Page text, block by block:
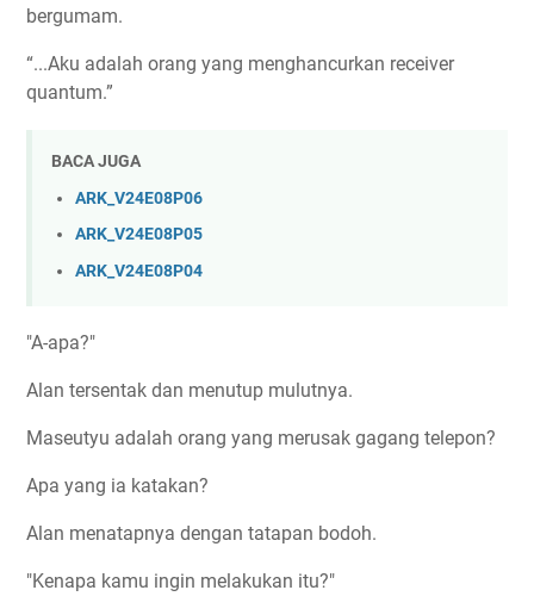
bergumam.
“...Aku adalah orang yang menghancurkan receiver
quantum.”
BACA JUGA
ARK_V24E08P06
ARK_V24E08P05
ARK_V24E08P04
"A-apa?"
Alan tersentak dan menutup mulutnya.
Maseutyu adalah orang yang merusak gagang telepon?
Apa yang ia katakan?
Alan menatapnya dengan tatapan bodoh.
"Kenapa kamu ingin melakukan itu?"